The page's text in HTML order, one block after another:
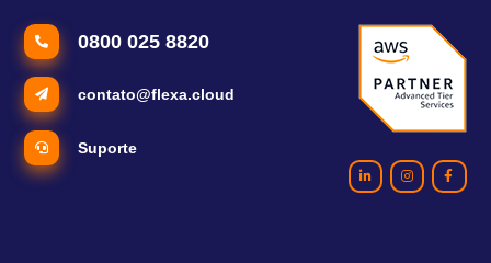
0800 025 8820
contato@flexa.cloud
Suporte